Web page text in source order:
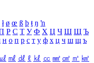
ł ø œ ß þ ŧ ŋ ŉ
Р С Т У Ф Х Ц Ч Ш Щ Ъ
н о п р с т у ф х ц ч ш щ ъ
㎕ ㎖ ㎗ ℓ ㎘ ㏄ ㎣ ㎤ ㎥ ㎦